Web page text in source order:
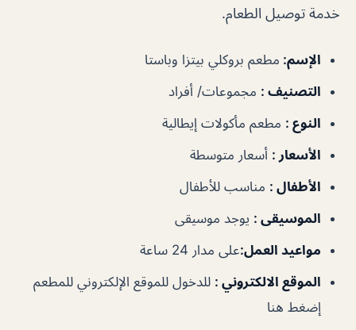
خدمة توصيل الطعام.
الإسم: مطعم بروكلي بيتزا وباستا
التصنيف : مجموعات/ أفراد
النوع : مطعم مأكولات إيطالية
الأسعار : أسعار متوسطة
الأطفال : مناسب للأطفال
الموسيقى : يوجد موسيقى
مواعيد العمل:على مدار 24 ساعة
الموقع الالكتروني : للدخول للموقع الإلكتروني للمطعم
إضغط هنا